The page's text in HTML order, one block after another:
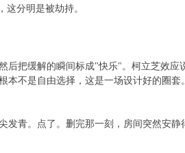
分明是被劫持。
把缓解的瞬间标成"快乐"。柯立芝效应
不是自由选择，这是一场设计好的圈
青。点了。删完那一刻，房间突然安